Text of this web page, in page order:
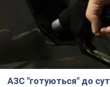
АЗС "готуються" до